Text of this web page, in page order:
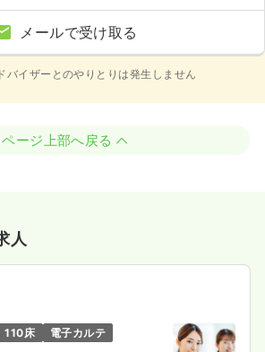
メールで受け取る
バイザーとのやりとりは発生しません
ページ上部へ戻る
人
110床
電子カルテ